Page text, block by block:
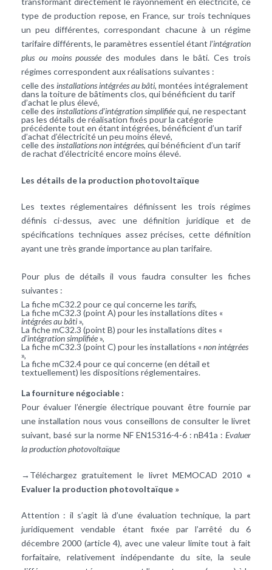
type de production repose, en France, sur trois techniques
un peu différentes, correspondant chacune à un régime
tarifaire différents, le paramètres essentiel étant l’intégration
plus ou moins poussée des modules dans le bâti. Ces trois
régimes correspondent aux réalisations suivantes :
celle des installations intégrées au bâti, montées intégralement
dans la toiture de bâtiments clos, qui bénéficient du tarif
d’achat le plus élevé,
celle des installations d’intégration simplifiéequi, ne respectant
pas les détails de réalisation fixés pour la catégorie
précédente tout en étant intégrées, bénéficient d’un tarif
d’achat d’électricité un peu moins élevé,
celle des installations non intégrées, qui bénéficient d’un tarif
de rachat d’électricité encore moins élevé.
Les détails de la production photovoltaïque
Les textes réglementaires définissent les trois régimes
définis ci-dessus, avec une définition juridique et de
spécifications techniques assez précises, cette définition
ayant une très grande importance au plan tarifaire.
Pour plus de détails il vous faudra consulter les fiches
suivantes :
La fiche mC32.2 pour ce qui concerne les tarifs,
La fiche mC32.3 (point A) pour les installations dites «
intégrées au bâti»,
La fiche mC32.3 (point B) pour les installations dites «
d’intégration simplifiée»,
La fiche mC32.3 (point C) pour les installations «non intégrées
»,
La fiche mC32.4 pour ce qui concerne (en détail et
textuellement) les dispositions réglementaires.
La fourniture négociable :
Pour évaluer l’énergie électrique pouvant être fournie par
une installation nous vous conseillons de consulter le livret
suivant, basé sur la norme NF EN15316-4-6 : nB41a : Evaluer
la production photovoltaïque
→Téléchargez gratuitement le livret MEMOCAD 2010 «
Evaluer la production photovoltaïque »
Attention : il s’agit là d’une évaluation technique, la part
juridiquement vendable étant fixée par l’arrêté du 6
décembre 2000 (article 4), avec une valeur limite tout à fait
forfaitaire, relativement indépendante du site, la seule